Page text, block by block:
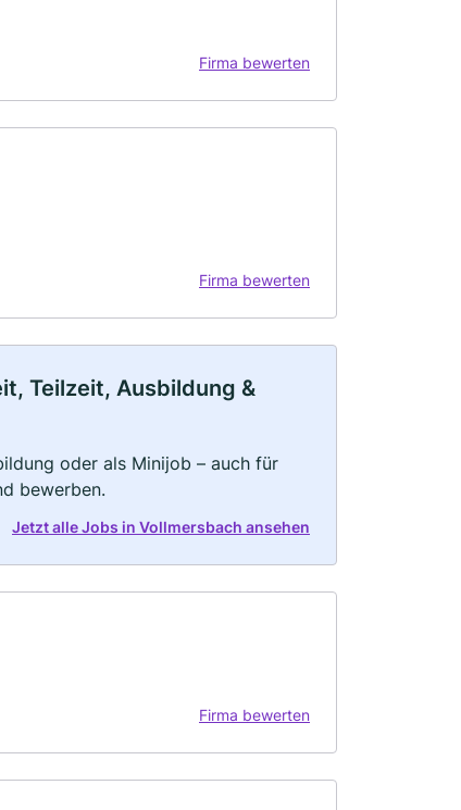
Firma bewerten
Firma bewerten
Teilzeit, Ausbildung &
oder als Minijob – auch für
bewerben.
Jetzt alle Jobs in Vollmersbach ansehen
Firma bewerten